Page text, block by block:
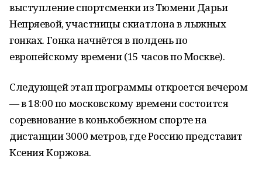
выступление спортсменки из Тюмени Дарьи
Непряевой, участницы скиатлона в лыжных
гонках. Гонка начнётся в полдень по
европейскому времени (15 часов по Москве).
Следующей этап программы откроется вечером
— в 18:00 по московскому времени состоится
соревнование в конькобежном спорте на
дистанции 3000 метров, где Россию представит
Ксения Коржова.